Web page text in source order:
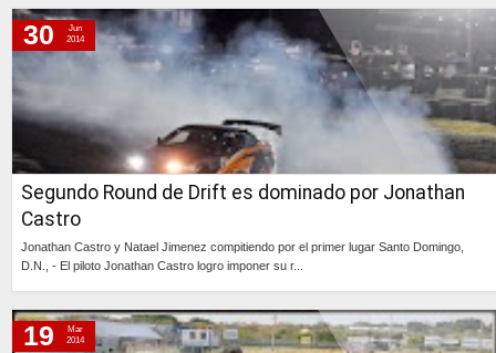
Segundo Round de Drift es dominado por Jonathan
Castro
Jonathan Castro y Natael Jimenez compitiendo por el primer lugar Santo Domingo,
D.N., - El piloto Jonathan Castro logro imponer su r...
30
Jun
2014
19
Mar
2014